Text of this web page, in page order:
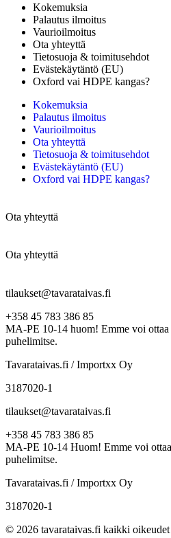
Kokemuksia
Palautus ilmoitus
Vaurioilmoitus
Ota yhteyttä
Tietosuoja & toimitusehdot
Evästekäytäntö (EU)
Oxford vai HDPE kangas?
Kokemuksia
Palautus ilmoitus
Vaurioilmoitus
Ota yhteyttä
Tietosuoja & toimitusehdot
Evästekäytäntö (EU)
Oxford vai HDPE kangas?
Ota yhteyttä
Ota yhteyttä
tilaukset@tavarataivas.fi
+358 45 783 386 85
MA-PE 10-14 huom! Emme voi ottaa
puhelimitse.
Tavarataivas.fi / Importxx Oy
3187020-1
tilaukset@tavarataivas.fi
+358 45 783 386 85
MA-PE 10-14 Huom! Emme voi
puhelimitse.
Tavarataivas.fi / Importxx Oy
3187020-1
© 2026 tavarataivas.fi kaikki oikeudet